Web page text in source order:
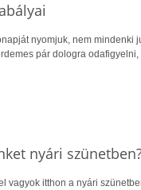
nyomjuk, nem mindenki
pár dologra
nyári
vagyok itthon a nyári